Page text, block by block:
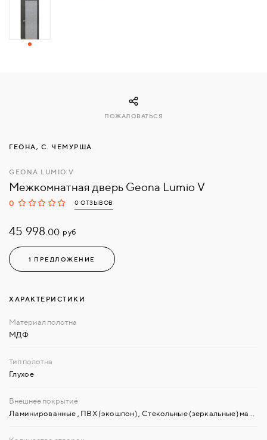
ГЕОНА, С. ЧЕМУРША
GEONA LUMIO V
Межкомнатная дверь Geona Lumio V
0 0 ОТЗЫВОВ
45 998.00 руб
1 ПРЕДЛОЖЕНИЕ
ПОЖАЛОВАТЬСЯ
ХАРАКТЕРИСТИКИ
МДФ
Глухое
Ламинированные ПВХ (экошпон) Стекольные (зеркальные) материалы